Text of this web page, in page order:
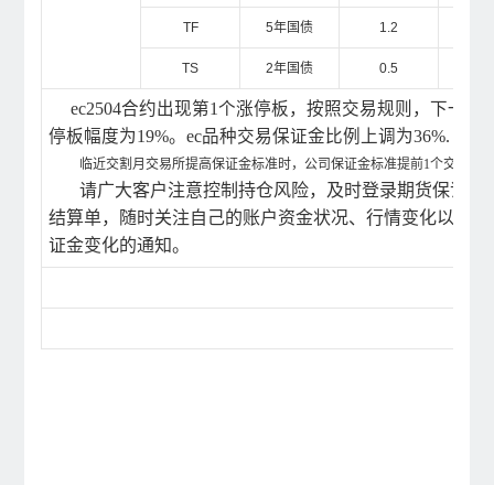
TF 5年国债 1.2
TS 2年国债 0.5
ec2504合约出现第1个涨停板，按照交易规则，下一交
停板幅度为19%。ec品种交易保证金比例上调为36%.
临近交割月交易所提高保证金标准时，公司保证金标准提前1个交易日
请广大客户注意控制持仓风险，及时登录期货保证金
结算单，随时关注自己的账户资金状况、行情变化以及
证金变化的通知。